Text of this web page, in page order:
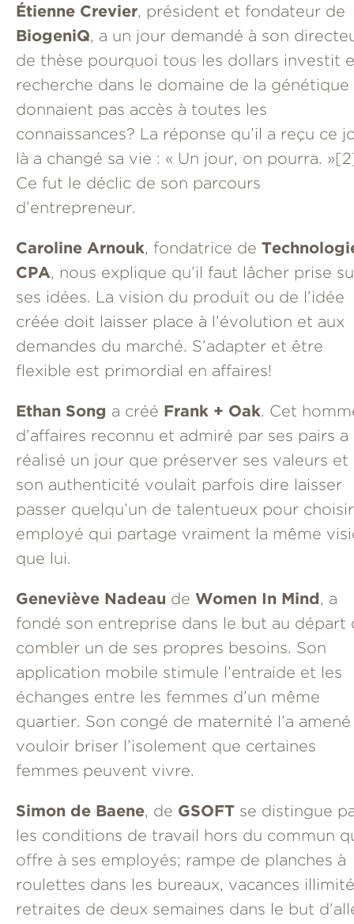
Étienne Crevier , président et fondateur de
BiogeniQ , a un jour demandé à son
de thèse pourquoi tous les dollars investit
recherche dans le domaine de la génétique
donnaient pas accès à toutes les
connaissances? La réponse qu’il a reçu ce
là a changé sa vie : « Un jour, on pourra. »
Ce fut le déclic de son parcours
d’entrepreneur.
Caroline Arnouk , fondatrice de
CPA , nous explique qu’il faut lâcher prise
ses idées. La vision du produit ou de l’idée
créée doit laisser place à l’évolution et aux
demandes du marché. S’adapter et être
flexible est primordial en affaires!
Ethan Song a créé Frank + Oak . Cet
d’affaires reconnu et admiré par ses pairs a
réalisé un jour que préserver ses valeurs et
son authenticité voulait parfois dire laisser
passer quelqu’un de talentueux pour
employé qui partage vraiment la même
que lui.
Geneviève Nadeau de Women In Mind , a
fondé son entreprise dans le but au départ
combler un de ses propres besoins. Son
application mobile stimule l’entraide et les
échanges entre les femmes d’un même
quartier. Son congé de maternité l’a amené
vouloir briser l’isolement que certaines
femmes peuvent vivre.
Simon de Baene , de GSOFT se distingue
les conditions de travail hors du commun
offre à ses employés; rampe de planches à
roulettes dans les bureaux, vacances
retraites de deux semaines dans le but